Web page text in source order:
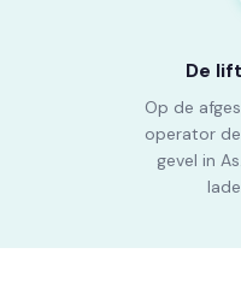
De
Op de
operator
gevel in